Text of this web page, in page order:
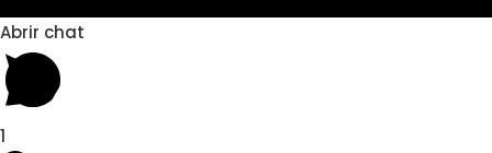
Abrir chat
1